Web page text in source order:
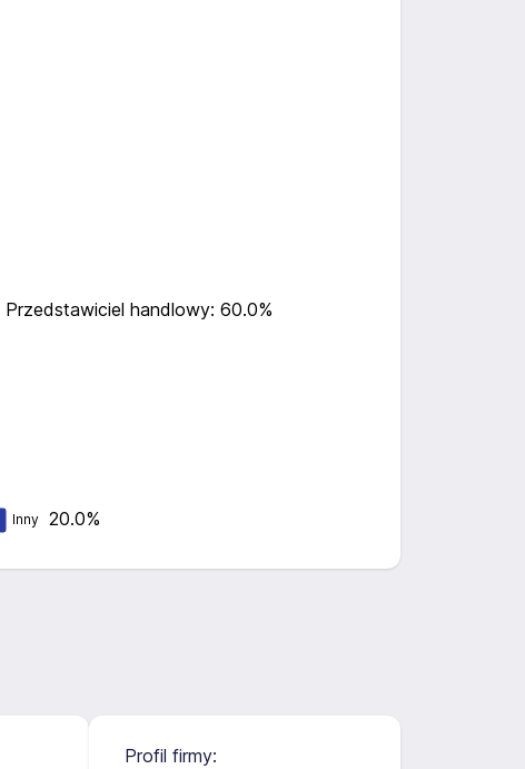
Przedstawiciel handlowy: 60.0%
Inny 20.0%
Profil firmy: